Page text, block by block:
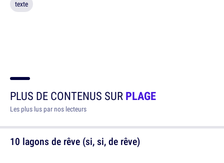
texte
PLUS DE CONTENUS SURPLAGE
Les plus lus par nos lecteurs
10 lagons de rêve (si, si, de rêve)